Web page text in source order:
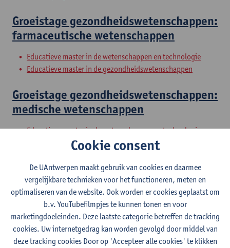
Groeistage gezondheidswetenschappen:
farmaceutische wetenschappen
Educatieve master in de wetenschappen en technologie
Educatieve master in de gezondheidswetenschappen
Groeistage gezondheidswetenschappen:
medische wetenschappen
Educatieve master in de wetenschappen en technologie
Educatieve master in de gezondheidswetenschappen
Groeistage gezondheidswetenschappen:
verpleegwetenschappen
Educatieve master in de wetenschappen en technologie
Educatieve master in de gezondheidswetenschappen
Vakdidactiek
Cookie consent
De UAntwerpen maakt gebruik van cookies en daarmee
vergelijkbare technieken voor het functioneren, meten en
optimaliseren van de website. Ook worden er cookies geplaatst om
b.v. YouTubefilmpjes te kunnen tonen en voor
marketingdoeleinden. Deze laatste categorie betreffen de tracking
cookies. Uw internetgedrag kan worden gevolgd door middel van
deze tracking cookies Door op 'Accepteer alle cookies' te klikken